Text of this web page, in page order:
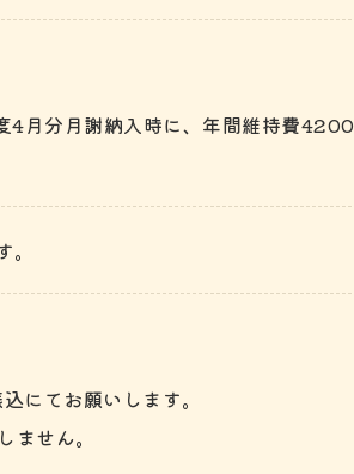
4月分月謝納入時に、年間維持費4200
にてお願いします。
せん。